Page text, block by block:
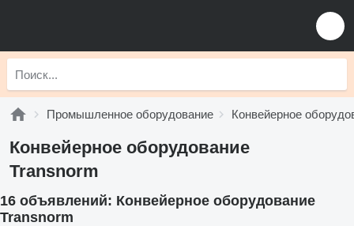
Промышленное оборудование Конвейерное
Конвейерное оборудование
Transnorm
16 объявлений: Конвейерное оборудование
Transnorm